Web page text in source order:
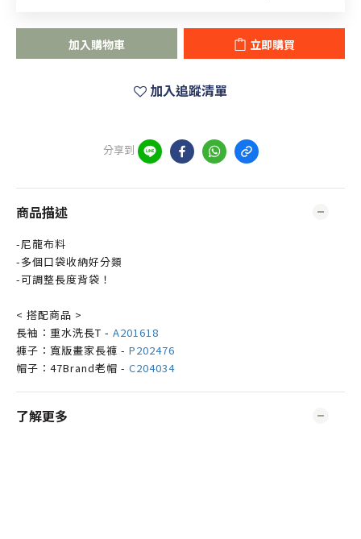
加入購物車 立即購買
加入追蹤清單
分享到
商品描述
-尼龍布料
-多個口袋收納好分類
-可調整長度背袋！
< 搭配商品 >
長袖：重水洗長T - A201618
褲子：寬版畫家長褲 - P202476
帽子：47Brand老帽 - C204034
了解更多